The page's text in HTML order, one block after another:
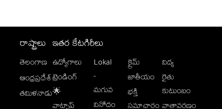
రాష్ట్రాలు
తెలంగాణ
ఆంధ్రప్రదేశ్
తమిళనాడు
ఇతర కేటగిరీలు
ఉద్యోగాలు
ట్రెండింగ్
🌟
వాట్సాప్
Lokal
-
మగువ
వినోదం
క్రైమ్
జాతీయం
భక్తి
సమాచారం
విద్య
రైతు
కుటుంబం
వాతావరణం